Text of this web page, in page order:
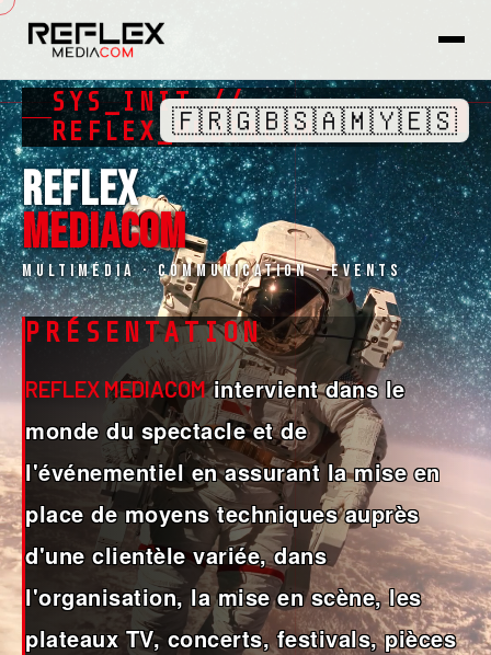
SYS_INIT //
REFLEX_MEDIACOM
█
REFLEX
MEDIACOM
Multimédia · Communication · Events
PRÉSENTATION
REFLEX MEDIACOMintervient dans le
monde du spectacle et de
l'événementiel en assurant la mise en
place de moyens techniques auprès
d'une clientèle variée, dans
l'organisation, la mise en scène, les
plateaux TV, concerts, festivals, pièces
🇫🇷🇬🇧🇸🇦🇲🇾🇪🇸